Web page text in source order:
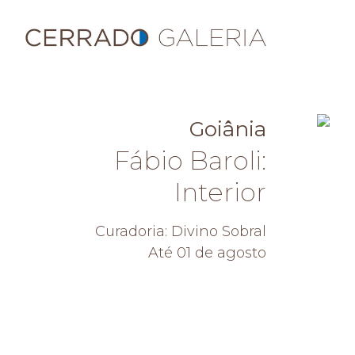
Goiânia
Fábio Baroli:
Interior
Curadoria: Divino Sobral
Até 01 de agosto